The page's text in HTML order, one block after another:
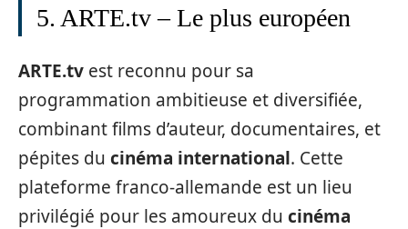
5. ARTE.tv – Le plus européen
ARTE.tv est reconnu pour sa
programmation ambitieuse et diversifiée,
combinant films d’auteur, documentaires, et
pépites du cinéma international. Cette
plateforme franco-allemande est un lieu
privilégié pour les amoureux du cinéma